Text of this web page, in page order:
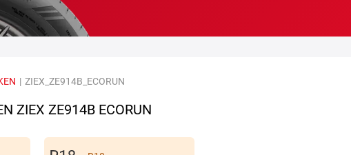
| ZIEX_ZE914B_ECORUN
ZIEX ZE914B ECORUN